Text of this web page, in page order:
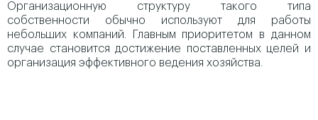
Организационную структуру такого типа
собственности обычно используют для работы
небольших компаний. Главным приоритетом в данном
случае становится достижение поставленных целей и
организация эффективного ведения хозяйства.